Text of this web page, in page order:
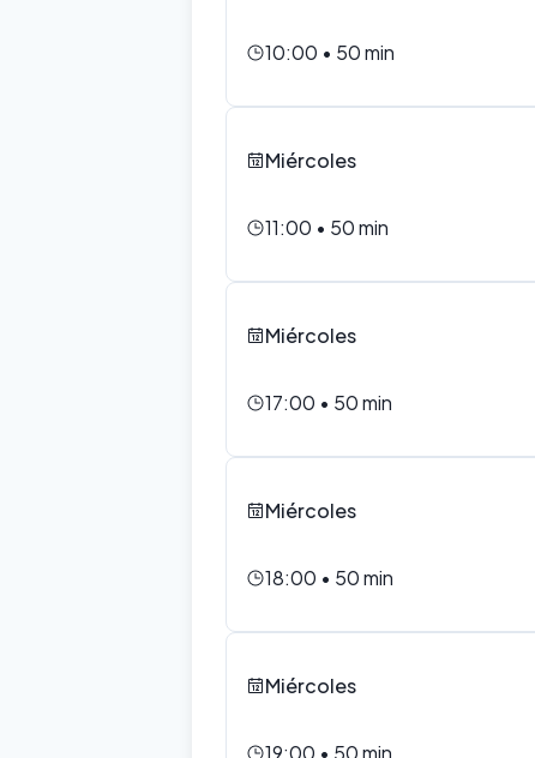
10:00 • 50min
Miércoles
11:00 • 50min
Miércoles
17:00 • 50min
Miércoles
18:00 • 50min
Miércoles